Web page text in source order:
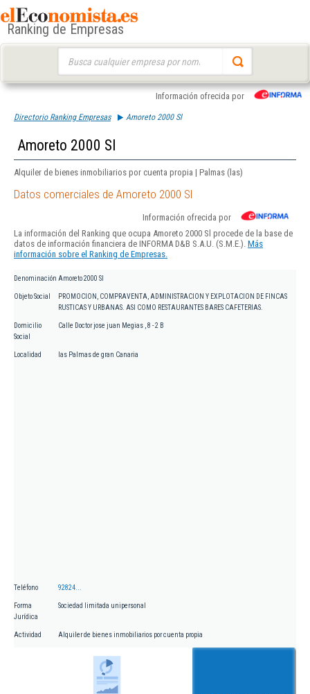
Ranking de Empresas
Información ofrecida por
Directorio Ranking Empresas Amoreto 2000 Sl
Amoreto 2000 Sl
Alquiler de bienes inmobiliarios por cuenta propia | Palmas (las)
Datos comerciales de Amoreto 2000 Sl
Información ofrecida por
La información del Ranking que ocupa Amoreto 2000 Sl procede de la base de
datos de información financiera de INFORMA D&B S.A.U. (S.M.E.). Más
información sobre el Ranking de Empresas.
Denominación Amoreto 2000 Sl
Objeto Social
PROMOCION, COMPRAVENTA, ADMINISTRACION Y EXPLOTACION DE FINCAS
RUSTICAS Y URBANAS. ASI COMO RESTAURANTES BARES CAFETERIAS.
Domicilio
Social
Calle Doctor jose juan Megias , 8 - 2 B
Localidad las Palmas de gran Canaria
Teléfono 92824...
Forma
Jurídica
Sociedad limitada unipersonal
Actividad Alquiler de bienes inmobiliarios por cuenta propia